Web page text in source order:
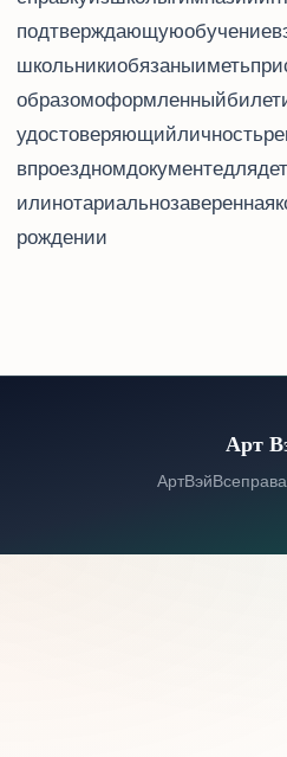
подтверждающую обучение в
школьники обязаны иметь
образом оформленный билет
удостоверяющий личность,
в проездном документе (для
или нотариально заверенная
рождении).
Арт
© 2026 Арт Вэй. Все